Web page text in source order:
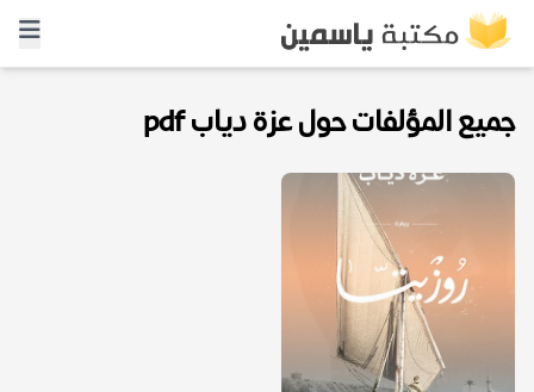
جميع المؤلفات حول عزة دياب pdf